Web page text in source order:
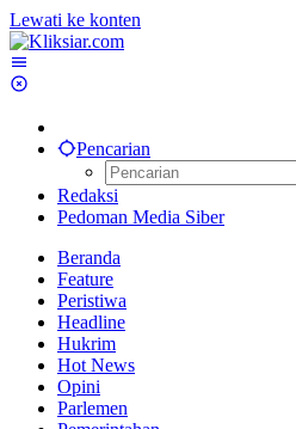
Lewati ke konten
Pencarian
Redaksi
Pedoman Media Siber
Beranda
Feature
Peristiwa
Headline
Hukrim
Hot News
Opini
Parlemen